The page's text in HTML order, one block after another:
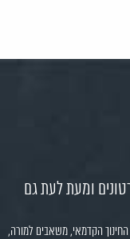
ומעת לעת גם
החינוך הקדמאי, משאבים למורה,